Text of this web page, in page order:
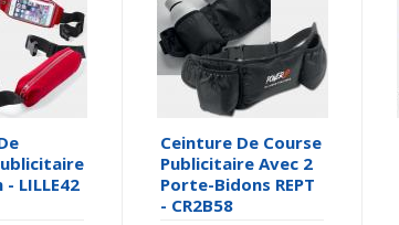
LILLE42
Ceinture De Course
Publicitaire Avec 2
Porte-Bidons REPT
- CR2B58